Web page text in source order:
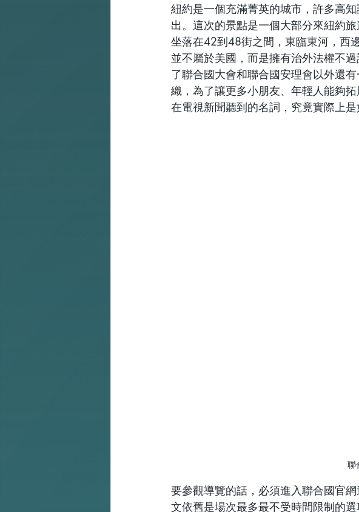
紐約是一個充滿菁英的城市，許多高
出。這次的景點是一個大部分來紐約
坐落在42到48街之間，東臨東河，西
並不屬於美國，而是擁有治外法權不
了聯合國大會和聯合國安理會以外還
織，為了讓更多小朋友、年輕人能夠
在電視新聞聽到的名詞，究竟實際上
聯
要參觀導覽的話，必須進入聯合國官
文依舊是場次最多最不受時間限制的